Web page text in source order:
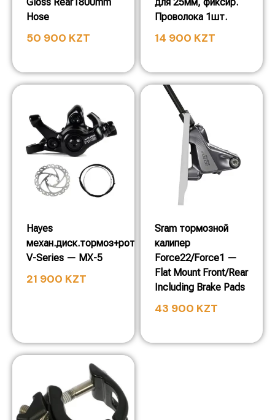
Hose
50 900 KZT
Проволока 1шт.
14 900 KZT
Hayes
механ.диск.тормоз+ротор
V-Series — MX-5
21 900 KZT
Sram тормозной
калипер
Force22/Force1 —
Flat Mount Front/Rear
Including Brake Pads
43 900 KZT